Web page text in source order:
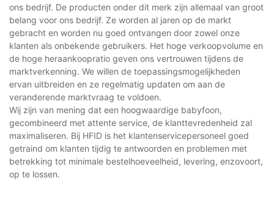
ons bedrijf. De producten onder dit merk zijn allemaal van groot
belang voor ons bedrijf. Ze worden al jaren op de markt
gebracht en worden nu goed ontvangen door zowel onze
klanten als onbekende gebruikers. Het hoge verkoopvolume en
de hoge heraankoopratio geven ons vertrouwen tijdens de
marktverkenning. We willen de toepassingsmogelijkheden
ervan uitbreiden en ze regelmatig updaten om aan de
veranderende marktvraag te voldoen.
Wij zijn van mening dat een hoogwaardige babyfoon,
gecombineerd met attente service, de klanttevredenheid zal
maximaliseren. Bij HFID is het klantenservicepersoneel goed
getraind om klanten tijdig te antwoorden en problemen met
betrekking tot minimale bestelhoeveelheid, levering, enzovoort,
op te lossen.